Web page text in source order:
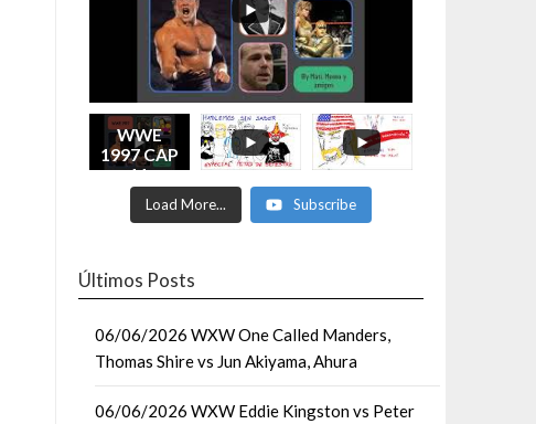
WWE
1997 CAP
11
Enfríate
entoncesLoad More... Subscribe
Últimos Posts
06/06/2026 WXW One Called Manders,
Thomas Shire vs Jun Akiyama, Ahura
06/06/2026 WXW Eddie Kingston vs Peter